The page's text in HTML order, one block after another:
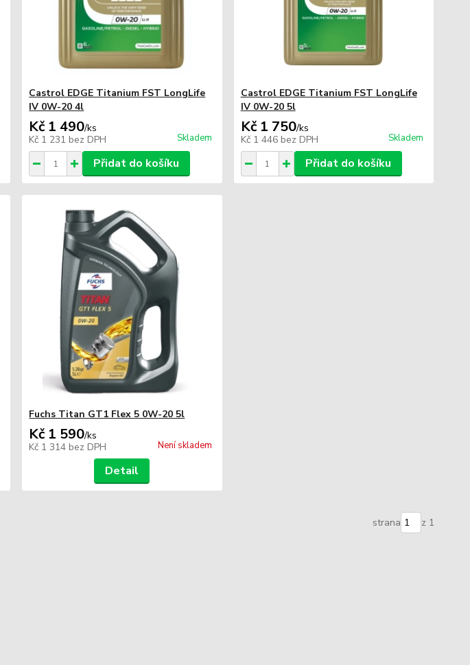
Castrol EDGE Titanium FST LongLife
IV 0W-20 4l
Kč 1 490/ks
Kč 1 231 bez DPH Skladem
Přidat do košíku
Castrol EDGE Titanium FST LongLife
IV 0W-20 5l
Kč 1 750/ks
Kč 1 446 bez DPH Skladem
Přidat do košíku
Fuchs Titan GT1 Flex 5 0W-20 5l
Kč 1 590/ks
Kč 1 314 bez DPH Není skladem
Detail
strana z 1